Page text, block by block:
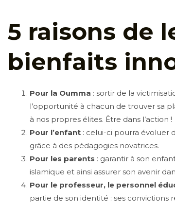
5 raisons de
bienfaits
Pour la Oumma : sortir de la
l’opportunité à chacun de trouver sa
à nos propres élites. Être dans l’action !
Pour l’enfant : celui-ci pourra évoluer
grâce à des pédagogies novatrices.
Pour les parents : garantir à son
islamique et ainsi assurer son avenir
Pour le professeur, le personnel
partie de son identité : ses convictions